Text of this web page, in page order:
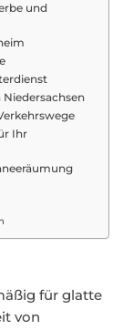
und
Ihr
für glatte
von